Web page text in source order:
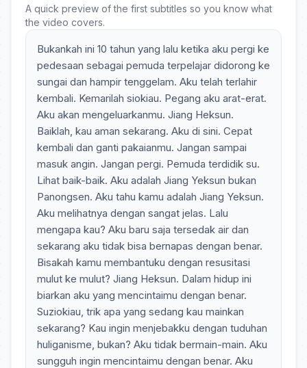
A quick preview of the first subtitles so you know what
the video covers.
Bukankah ini 10 tahun yang lalu ketika aku pergi ke
pedesaan sebagai pemuda terpelajar didorong ke
sungai dan hampir tenggelam. Aku telah terlahir
kembali. Kemarilah siokiau. Pegang aku arat-erat.
Aku akan mengeluarkanmu. Jiang Heksun.
Baiklah, kau aman sekarang. Aku di sini. Cepat
kembali dan ganti pakaianmu. Jangan sampai
masuk angin. Jangan pergi. Pemuda terdidik su.
Lihat baik-baik. Aku adalah Jiang Yeksun bukan
Panongsen. Aku tahu kamu adalah Jiang Yeksun.
Aku melihatnya dengan sangat jelas. Lalu
mengapa kau? Aku baru saja tersedak air dan
sekarang aku tidak bisa bernapas dengan benar.
Bisakah kamu membantuku dengan resusitasi
mulut ke mulut? Jiang Heksun. Dalam hidup ini
biarkan aku yang mencintaimu dengan benar.
Suziokiau, trik apa yang sedang kau mainkan
sekarang? Kau ingin menjebakku dengan tuduhan
huliganisme, bukan? Aku tidak bermain-main. Aku
sungguh ingin mencintaimu dengan benar. Aku